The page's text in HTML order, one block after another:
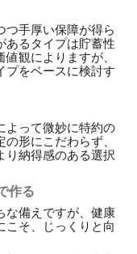
つ手厚い保障が得ら
あるタイプは貯蓄性
観によりますが、
プをベースに検討す
よって微妙に特約の
形にこだわらず、
り納得感のある選択
作る
な備えですが、健康
こそ、じっくりと向